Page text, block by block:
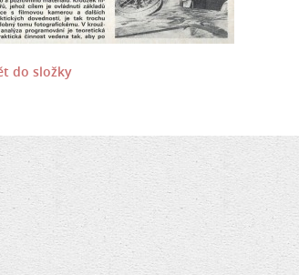
do složky